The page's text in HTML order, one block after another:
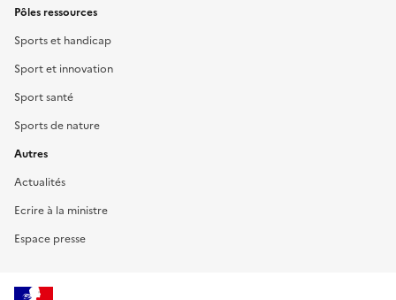
Pôles ressources
Sports et handicap
Sport et innovation
Sport santé
Sports de nature
Autres
Actualités
Ecrire à la ministre
Espace presse